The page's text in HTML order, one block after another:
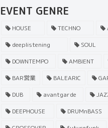
EVENT GENRE
HOUSE TECHNO
deeplistening
SOUL
DOWNTEMPO
AMBIENT
BAR営業
BALEARIC
DUB
avantgarde
DEEPHOUSE
DRUMnBASS